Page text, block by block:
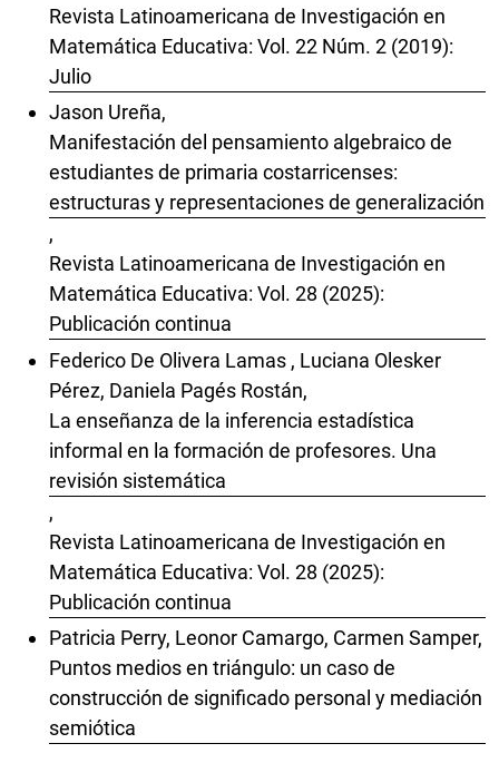
Revista Latinoamericana de Investigación en
Matemática Educativa: Vol. 22 Núm. 2 (2019):
Julio
Jason Ureña,
Manifestación del pensamiento algebraico de
estudiantes de primaria costarricenses:
estructuras y representaciones de generalización
,
Revista Latinoamericana de Investigación en
Matemática Educativa: Vol. 28 (2025):
Publicación continua
Federico De Olivera Lamas , Luciana Olesker
Pérez, Daniela Pagés Rostán,
La enseñanza de la inferencia estadística
informal en la formación de profesores. Una
revisión sistemática
,
Revista Latinoamericana de Investigación en
Matemática Educativa: Vol. 28 (2025):
Publicación continua
Patricia Perry, Leonor Camargo, Carmen Samper,
Puntos medios en triángulo: un caso de
construcción de significado personal y mediación
semiótica